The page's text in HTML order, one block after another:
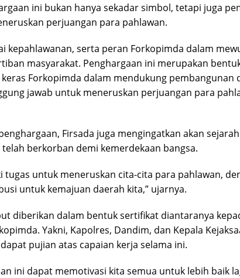
ini bukan hanya sekadar simbol, tetapi juga
perjuangan para pahlawan.
kepahlawanan, serta peran Forkopimda dalam
masyarakat. Penghargaan ini merupakan
Forkopimda dalam mendukung pembangunan
jawab untuk meneruskan perjuangan para
Firsada juga mengingatkan akan
berkorban demi kemerdekaan bangsa.
tugas untuk meneruskan cita-cita para pahlawan,
untuk kemajuan daerah kita,” ujarnya.
diberikan dalam bentuk sertifikat diantaranya
Yakni, Kapolres, Dandim, dan Kepala
pujian atas capaian kerja selama ini.
ini dapat memotivasi kita semua untuk lebih baik